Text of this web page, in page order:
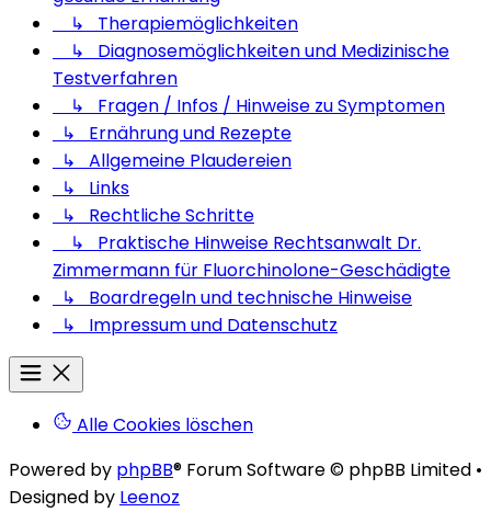
↳ Therapiemöglichkeiten
↳ Diagnosemöglichkeiten und Medizinische
Testverfahren
↳ Fragen / Infos / Hinweise zu Symptomen
↳ Ernährung und Rezepte
↳ Allgemeine Plaudereien
↳ Links
↳ Rechtliche Schritte
↳ Praktische Hinweise Rechtsanwalt Dr.
Zimmermann für Fluorchinolone-Geschädigte
↳ Boardregeln und technische Hinweise
↳ Impressum und Datenschutz
Alle Cookies löschen
Powered by phpBB® Forum Software © phpBB Limited •
Designed by Leenoz